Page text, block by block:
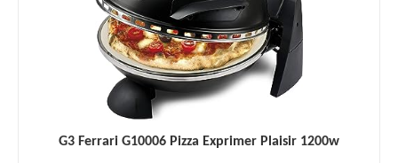
G3 Ferrari G10006 Pizza Exprimer Plaisir 1200w